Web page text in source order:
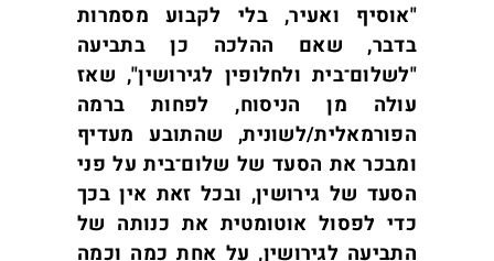
"אוסיף ואעיר, בלי לקבוע מסמרות
בדבר, שאם ההלכה כן בתביעה
"לשלום־בית ולחלופין לגירושין", שאז
עולה מן הניסוח, לפחות ברמה
הפורמאלית/לשונית, שהתובע מעדיף
ומבכר את הסעד של שלום־בית על פני
הסעד של גירושין, ובכל זאת אין בכך
כדי לפסול אוטומטית את כנותה של
התביעה לגירושין, על אחת כמה וכמה